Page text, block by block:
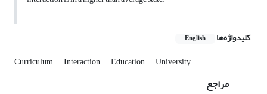
کلیدواژه‌ها English
Curriculum Interaction Education University
مراجع